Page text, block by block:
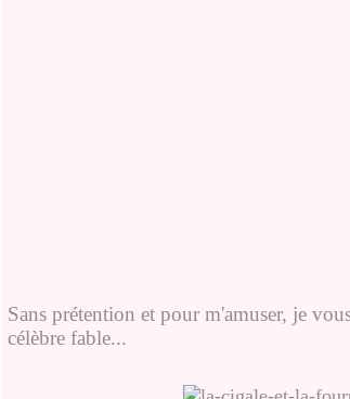
Sans prétention et pour m'amuser, je
célèbre fable...